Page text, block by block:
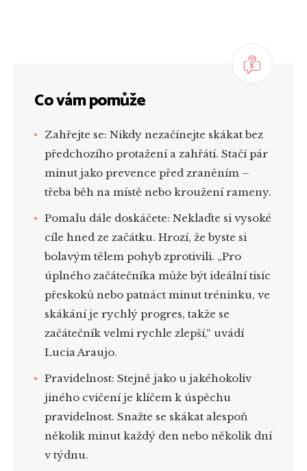
Co vám pomůže
Zahřejte se: Nikdy nezačínejte skákat bez
předchozího protažení a zahřátí. Stačí pár
minut jako prevence před zraněním –
třeba běh na místě nebo kroužení rameny.
Pomalu dále doskáčete: Neklaďte si vysoké
cíle hned ze začátku. Hrozí, že byste si
bolavým tělem pohyb zprotivili. „Pro
úplného začátečníka může být ideální tisíc
přeskoků nebo patnáct minut tréninku, ve
skákání je rychlý progres, takže se
začátečník velmi rychle zlepší,“ uvádí
Lucia Araujo.
Pravidelnost: Stejně jako u jakéhokoliv
jiného cvičení je klíčem k úspěchu
pravidelnost. Snažte se skákat alespoň
několik minut každý den nebo několik dní
v týdnu.